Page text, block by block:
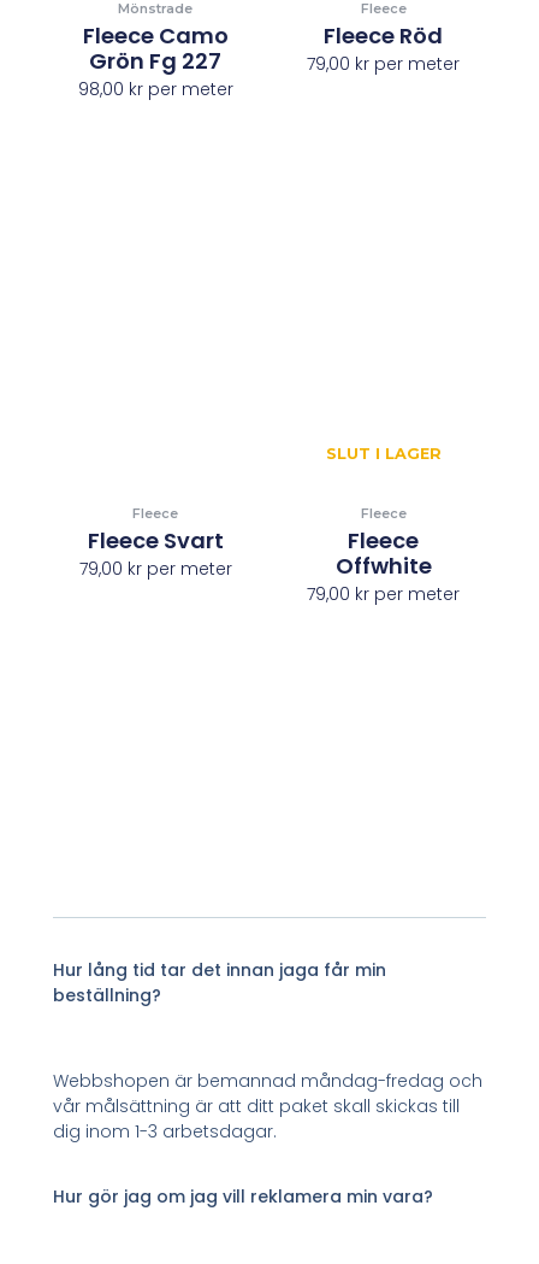
Mönstrade
Fleece Camo
Grön Fg 227
98,00 krper meter
Fleece
Fleece Röd
79,00 kr per meter
Fleece
Fleece Svart
79,00 krper meter
SLUT I LAGER
Fleece
Fleece
Offwhite
79,00 kr per meter
Hur lång tid tar det innan jaga får min
beställning?
Webbshopen är bemannad måndag-fredag och
vår målsättning är att ditt paket skall skickas till
dig inom 1-3 arbetsdagar.
Hur gör jag om jag vill reklamera min vara?